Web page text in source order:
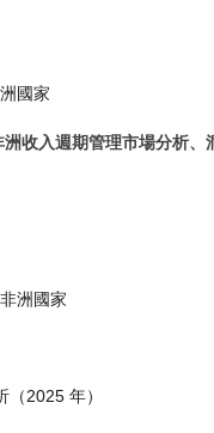
國家
收入週期管理市場分析、
洲國家
（2025 年）